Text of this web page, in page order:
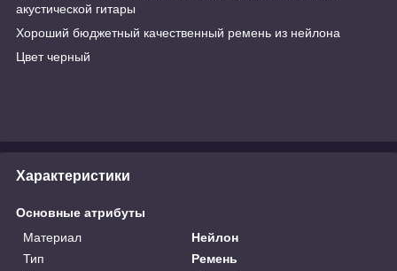
акустической гитары
Хороший бюджетный качественный ремень из нейлона
Цвет черный
Характеристики
Основные атрибуты
Материал
Нейлон
Тип
Ремень